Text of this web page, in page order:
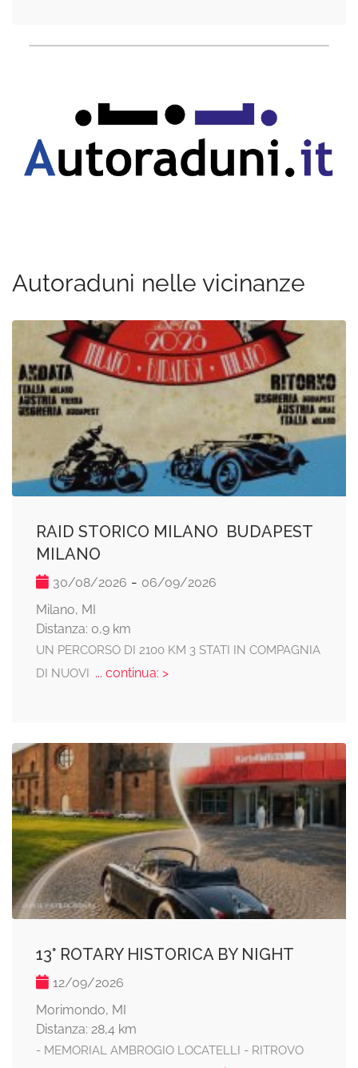
Autoraduni nelle vicinanze
RAID STORICO MILANO  BUDAPEST 
MILANO
30/08/2026 - 06/09/2026
Milano, MI
Distanza: 0,9 km
UN PERCORSO DI 2100 KM 3 STATI IN COMPAGNIA
DI NUOVI ... continua: >
13° ROTARY HISTORICA BY NIGHT
12/09/2026
Morimondo, MI
Distanza: 28,4 km
- MEMORIAL AMBROGIO LOCATELLI - RITROVO